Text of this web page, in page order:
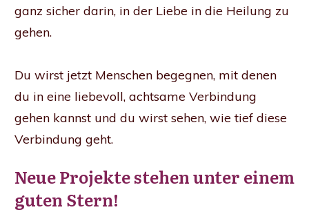
ganz sicher darin, in der Liebe in die Heilung zu
gehen.
Du wirst jetzt Menschen begegnen, mit denen
du in eine liebevoll, achtsame Verbindung
gehen kannst und du wirst sehen, wie tief diese
Verbindung geht.
Neue Projekte stehen unter einem
guten Stern!